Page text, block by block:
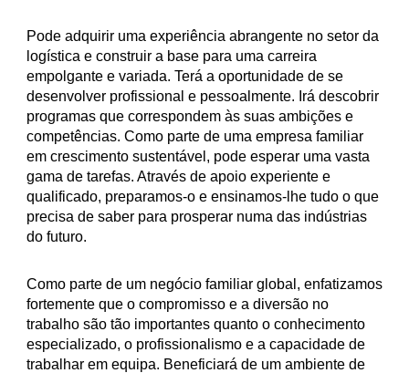
Pode adquirir uma experiência abrangente no setor da
logística e construir a base para uma carreira
empolgante e variada. Terá a oportunidade de se
desenvolver profissional e pessoalmente. Irá descobrir
programas que correspondem às suas ambições e
competências. Como parte de uma empresa familiar
em crescimento sustentável, pode esperar uma vasta
gama de tarefas. Através de apoio experiente e
qualificado, preparamos-o e ensinamos-lhe tudo o que
precisa de saber para prosperar numa das indústrias
do futuro.
Como parte de um negócio familiar global, enfatizamos
fortemente que o compromisso e a diversão no
trabalho são tão importantes quanto o conhecimento
especializado, o profissionalismo e a capacidade de
trabalhar em equipa. Beneficiará de um ambiente de